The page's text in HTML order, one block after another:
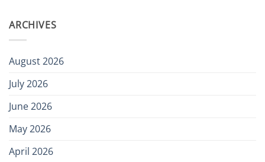
ARCHIVES
August 2026
July 2026
June 2026
May 2026
April 2026